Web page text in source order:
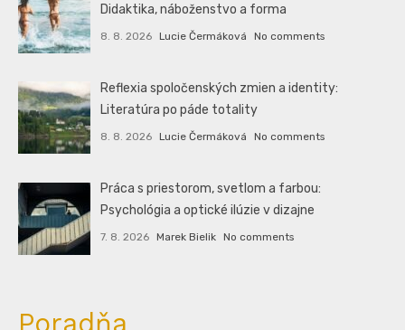
Didaktika, náboženstvo a forma
8. 8. 2026 Lucie Čermáková No comments
Reflexia spoločenských zmien a identity:
Literatúra po páde totality
8. 8. 2026 Lucie Čermáková No comments
Práca s priestorom, svetlom a farbou:
Psychológia a optické ilúzie v dizajne
7. 8. 2026 Marek Bielik No comments
Poradňa